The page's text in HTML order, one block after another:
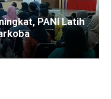
Penataan Batas
Tambak